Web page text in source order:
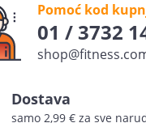
Pomoć kod
01 / 3732
Dostava
samo 2,99 € za sve